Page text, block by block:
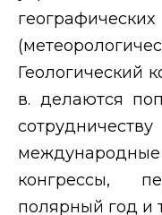
Геологический
в. делаются
конгрессы,
полярный год и